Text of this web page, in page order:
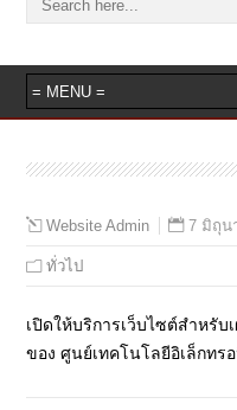
Website Admin 7 มิถุน
ทั่วไป
เปิดให้บริการเว็บไซต์สำหรับ
ของ ศูนย์เทคโนโลยีอิเล็กทร